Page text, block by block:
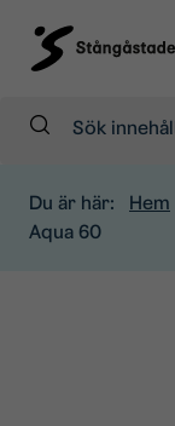
Sök:
Du är här: Hem
Aqua 60